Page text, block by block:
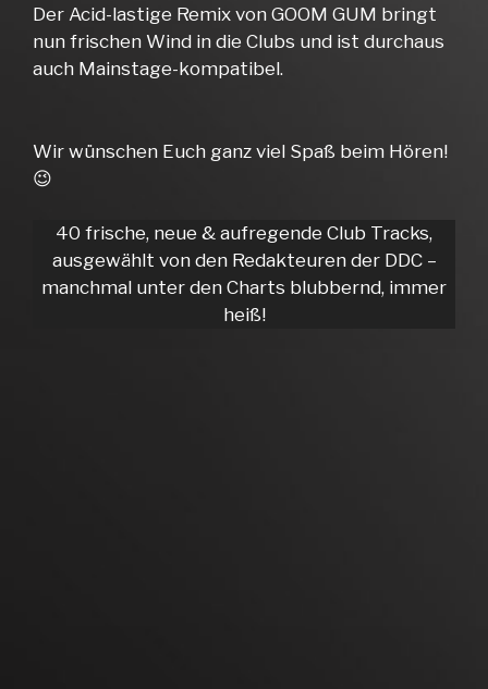
Der Acid-lastige Remix von GOOM GUM bringt
nun frischen Wind in die Clubs und ist durchaus
auch Mainstage-kompatibel.
Wir wünschen Euch ganz viel Spaß beim Hören!
😉
40 frische, neue & aufregende Club Tracks,
ausgewählt von den Redakteuren der DDC –
manchmal unter den Charts blubbernd, immer
heiß!